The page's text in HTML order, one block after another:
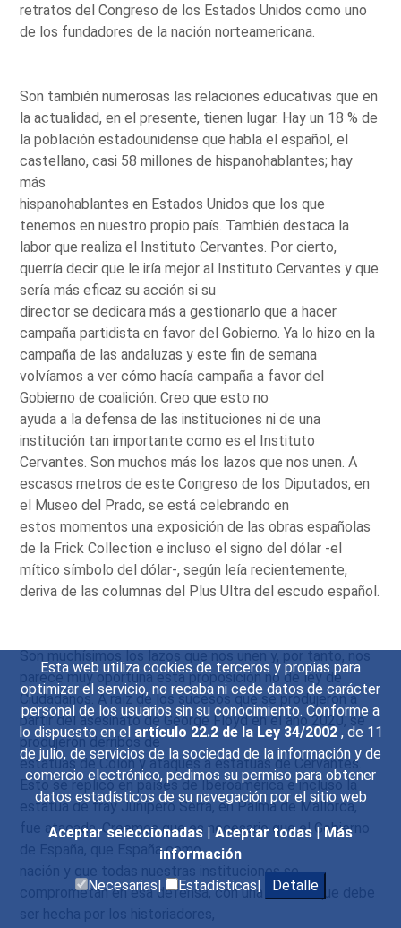
Esta web utiliza cookies de terceros y propias para
optimizar el servicio, no recaba ni cede datos de carácter
personal de los usuarios sin su conocimiento. Conforme a
lo dispuesto en el artículo 22.2 de la Ley 34/2002 , de 11
de julio, de servicios de la sociedad de la información y de
comercio electrónico, pedimos su permiso para obtener
datos estadísticos de su navegación por el sitio web
Aceptar seleccionadas |Aceptar todas|Más
información
Necesarias|
Estadísticas| Detalle
retratos del Congreso de los Estados Unidos como uno
de los fundadores de la nación norteamericana.
Son también numerosas las relaciones educativas que en
la actualidad, en el presente, tienen lugar. Hay un 18 % de
la población estadounidense que habla el español, el
castellano, casi 58 millones de hispanohablantes; hay
más
hispanohablantes en Estados Unidos que los que
tenemos en nuestro propio país. También destaca la
labor que realiza el Instituto Cervantes. Por cierto,
querría decir que le iría mejor al Instituto Cervantes y que
sería más eficaz su acción si su
director se dedicara más a gestionarlo que a hacer
campaña partidista en favor del Gobierno. Ya lo hizo en la
campaña de las andaluzas y este fin de semana
volvíamos a ver cómo hacía campaña a favor del
Gobierno de coalición. Creo que esto no
ayuda a la defensa de las instituciones ni de una
institución tan importante como es el Instituto
Cervantes. Son muchos más los lazos que nos unen. A
escasos metros de este Congreso de los Diputados, en
el Museo del Prado, se está celebrando en
estos momentos una exposición de las obras españolas
de la Frick Collection e incluso el signo del dólar -el
mítico símbolo del dólar-, según leía recientemente,
deriva de las columnas del Plus Ultra del escudo español.
Son muchísimos los lazos que nos unen y, por tanto, nos
parece muy oportuna esta proposición no de ley de
Ciudadanos. A raíz de los sucesos que se produjeron a
partir del asesinato de George Floyd en el año 2020, se
produjeron derribos de
estatuas de Colón y ataques a estatuas de Cervantes.
Esto se replicó en países de Iberoamérica e incluso la
estatua de fray Junípero Serra, en Palma de Mallorca,
fue atacada. Creemos que es necesario que el Gobierno
de España, que España como
nación y que todas nuestras instituciones se
comprometan en esa defensa, con una historia que debe
ser hecha por los historiadores,